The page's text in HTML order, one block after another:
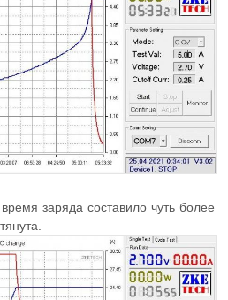
заряда составило чуть более